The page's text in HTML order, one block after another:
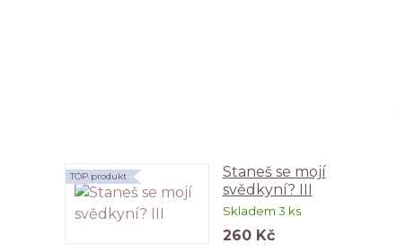
Staneš se mojí
svědkyní? III
Skladem 3 ks
TOP produkt
260 Kč